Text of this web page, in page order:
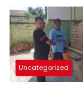
Uncategorized